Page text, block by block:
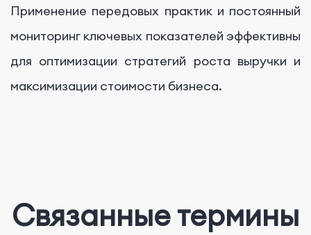
Применение передовых практик и постоянный
мониторинг ключевых показателей эффективны
для оптимизации стратегий роста выручки и
максимизации стоимости бизнеса.
Связанные термины